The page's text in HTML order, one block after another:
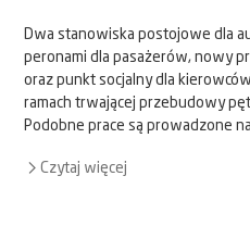
Dwa stanowiska postojowe dla
peronami dla pasażerów, nowy
oraz punkt socjalny dla
ramach trwającej przebudowy
Podobne prace są prowadzone
Czytaj więcej